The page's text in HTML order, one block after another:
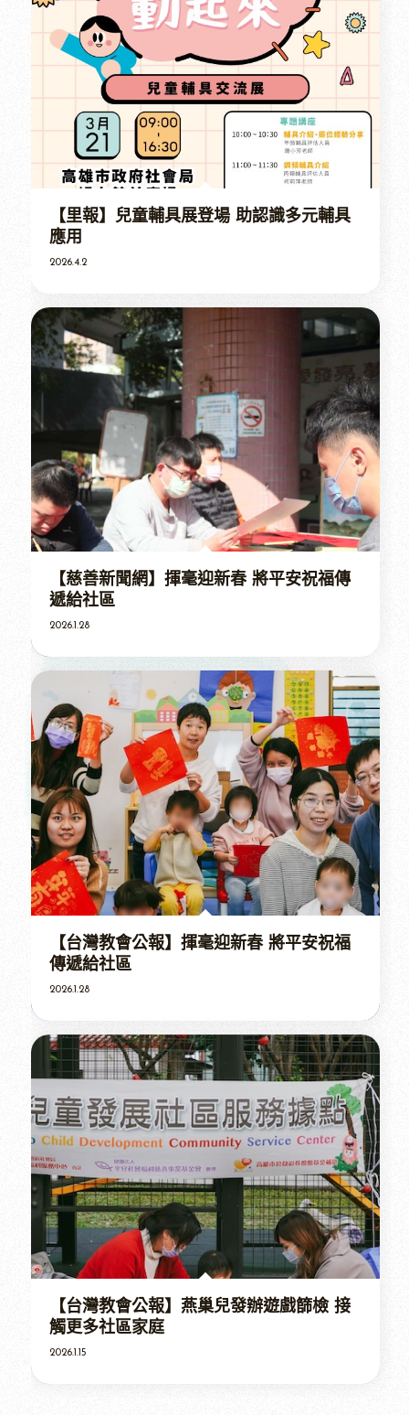
【里報】兒童輔具展登場 助認識多元輔具
應用
2026.4.2
【慈善新聞網】揮毫迎新春 將平安祝福傳
遞給社區
2026.1.28
【台灣教會公報】揮毫迎新春 將平安祝福
傳遞給社區
2026.1.28
【台灣教會公報】燕巢兒發辦遊戲篩檢 接
觸更多社區家庭
2026.1.15